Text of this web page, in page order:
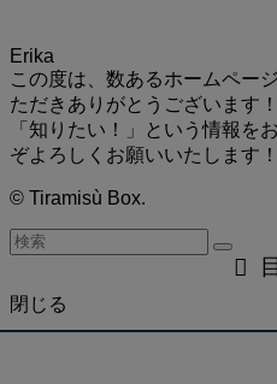
Erika
この度は、数あるホームペー
ただきありがとうございます
「知りたい！」という情報を
ぞよろしくお願いいたします！
© Tiramisù Box.
閉じる